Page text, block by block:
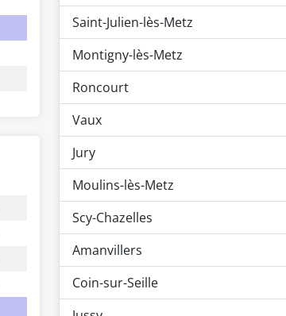
Saint-Julien-lès-Metz
Montigny-lès-Metz
Roncourt
Vaux
Jury
Moulins-lès-Metz
Scy-Chazelles
Amanvillers
Coin-sur-Seille